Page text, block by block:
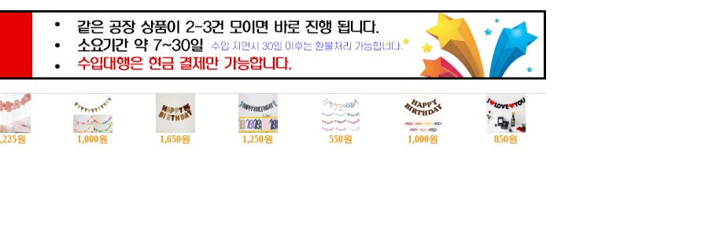
원 1,000원 1,650원 1,250원 550원 1,000원 850원